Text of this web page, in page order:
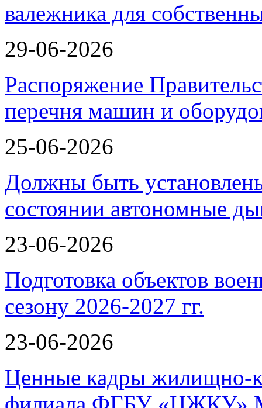
валежника для
29-06-2026
Распоряжение
перечня машин и
25-06-2026
Должны быть
состоянии автономные
23-06-2026
Подготовка объектов
сезону 2026-2027 гг.
23-06-2026
Ценные кадры жилищно-